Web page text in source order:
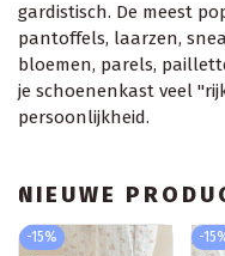
gardistisch. De meest
pantoffels, laarzen,
bloemen, parels,
je schoenenkast veel
persoonlijkheid.
NIEUWE
-15%
-